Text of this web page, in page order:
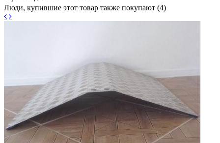
Люди, купившие этот товар также покупают (4)